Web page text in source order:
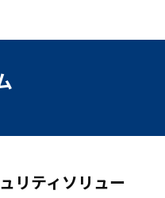
リティソリュー